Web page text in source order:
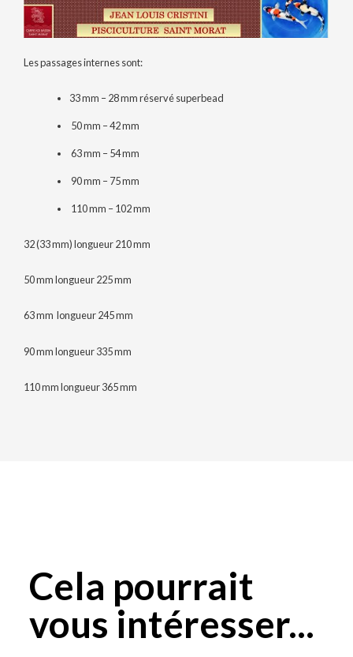
Les passages internes sont:
33 mm – 28 mm réservé superbead
50 mm – 42 mm
63 mm – 54 mm
90 mm – 75 mm
110 mm – 102 mm
32 (33 mm) longueur 210 mm
50 mm longueur 225 mm
63 mm longueur 245 mm
90 mm longueur 335 mm
110 mm longueur 365 mm
Cela pourrait
vous intéresser...